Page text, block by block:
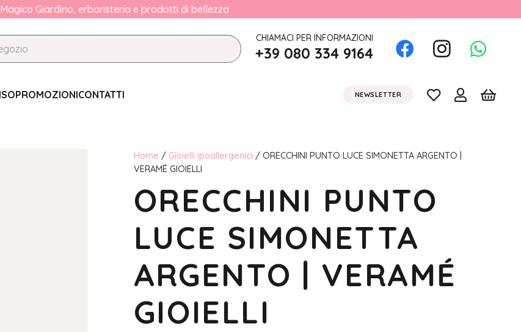
Giardino, erboristeria e prodotti di bellezza
CHIAMACI PER INFORMAZIONI
+39 080 334 9164
PROMOZIONICONTATTI NEWSLETTER
Home / Gioielli ipoallergenici / ORECCHINI PUNTO LUCE SIMONETTA ARGENTO |
VERAMÉ GIOIELLI
ORECCHINI PUNTO
LUCE SIMONETTA
ARGENTO | VERAMÉ
GIOIELLI